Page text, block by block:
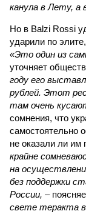
канула в Лету, а
Но в Balzi Rossi
ударили по
«Это один из
уточняет
году его
рублей. Этот
там очень
сомнения, что
самостоятельно
не оказали ли им
крайне
на
без поддержки
России, –
свете теракта в